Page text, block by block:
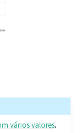
vários valores.